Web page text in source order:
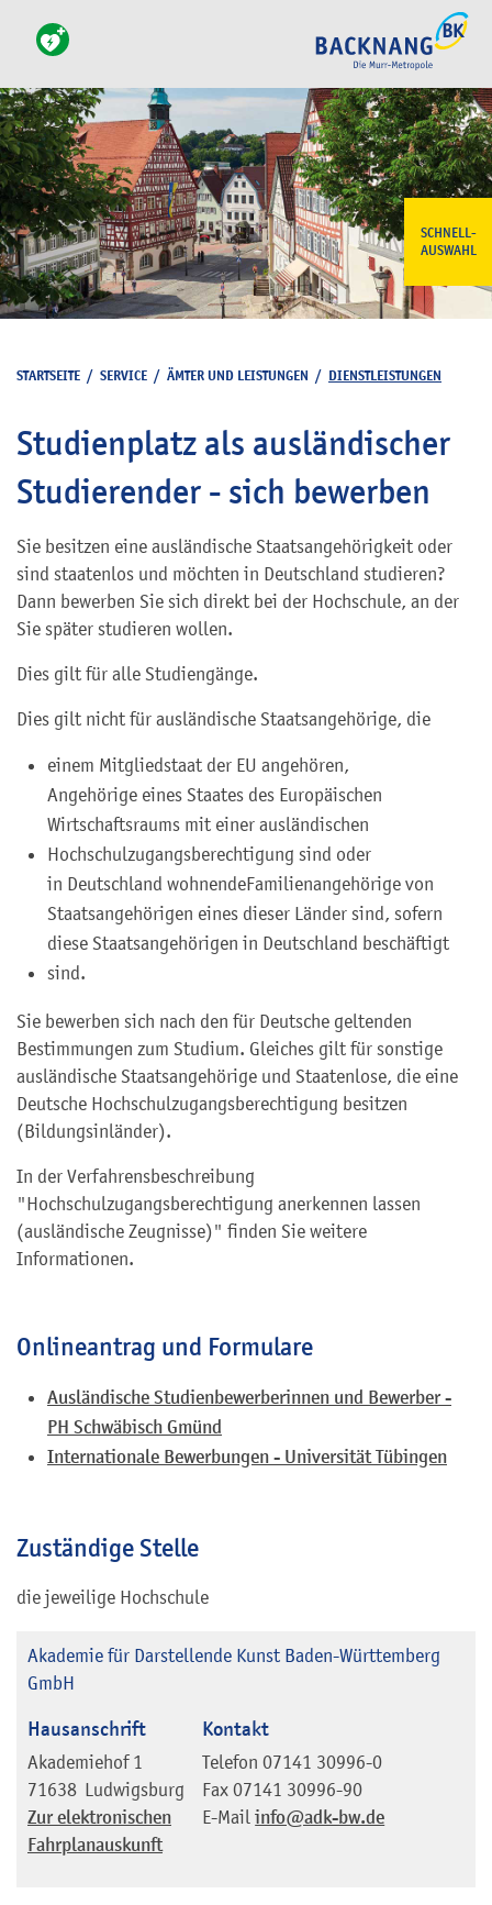
SCHNELL-
AUSWAHL
STARTSEITE / SERVICE / ÄMTER UND LEISTUNGEN / DIENSTLEISTUNGEN
Studienplatz als ausländischer
Studierender - sich bewerben
Sie besitzen eine ausländische Staatsangehörigkeit oder
sind staatenlos und möchten in Deutschland studieren?
Dann bewerben Sie sich direkt bei der Hochschule, an der
Sie später studieren wollen.
Dies gilt für alle Studiengänge.
Dies gilt nicht für ausländische Staatsangehörige, die
einem Mitgliedstaat der EU angehören,
Angehörige eines Staates des Europäischen
Wirtschaftsraums mit einer ausländischen
Hochschulzugangsberechtigung sind oder
in Deutschland wohnendeFamilienangehörige von
Staatsangehörigen eines dieser Länder sind, sofern
diese Staatsangehörigen in Deutschland beschäftigt
sind.
Sie bewerben sich nach den für Deutsche geltenden
Bestimmungen zum Studium. Gleiches gilt für sonstige
ausländische Staatsangehörige und Staatenlose, die eine
Deutsche Hochschulzugangsberechtigung besitzen
(Bildungsinländer).
In der Verfahrensbeschreibung
"Hochschulzugangsberechtigung anerkennen lassen
(ausländische Zeugnisse)" finden Sie weitere
Informationen.
Onlineantrag und Formulare
Ausländische Studienbewerberinnen und Bewerber -
PH Schwäbisch Gmünd
Internationale Bewerbungen - Universität Tübingen
Zuständige Stelle
die jeweilige Hochschule
Akademie für Darstellende Kunst Baden-Württemberg
GmbH
Hausanschrift
Akademiehof 1
71638 Ludwigsburg
Zur elektronischen
Fahrplanauskunft
Kontakt
Telefon 07141 30996-0
Fax 07141 30996-90
E-Mail info@adk-bw.de